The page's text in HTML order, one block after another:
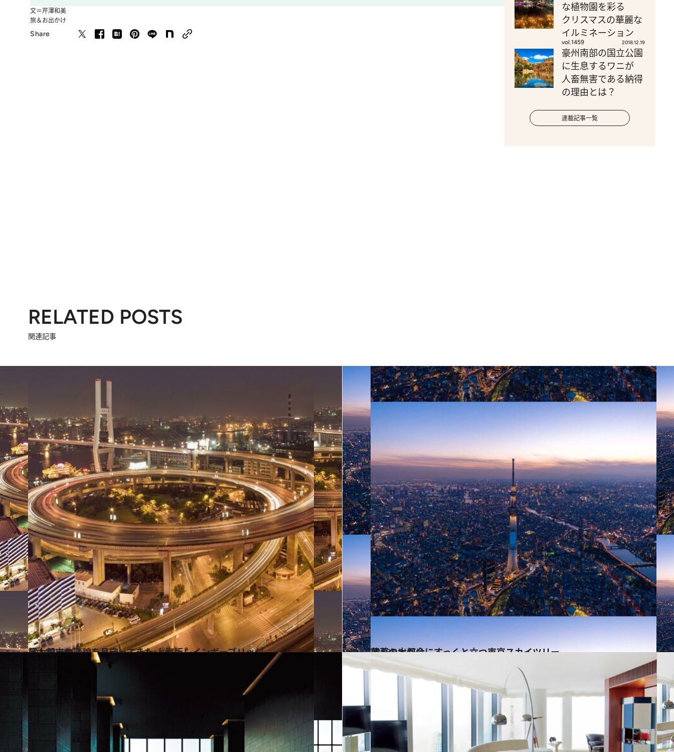
文＝芹澤和美
旅＆お出かけ
Share
な植物園を彩る
クリスマスの華麗な
イルミネーション
vol.1459 2018.12.19
豪州南部の国立公園
に生息するワニが
人畜無害である納得
の理由とは？
連載記事一覧
RELATED POSTS
関連記事
2014.8.21
巨大都市の変貌を見守ってきた 上海版レインボーブリッジ
旅＆お出かけ 2013.12.4
薄暮の大都会にすっくと立つ東京スカイツリー
旅＆お出かけ